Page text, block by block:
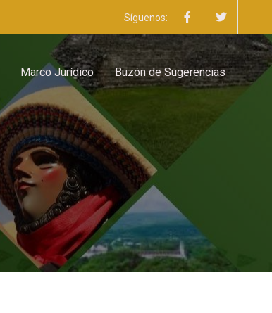
Síguenos:
Marco Jurídico Buzón de Sugerencias